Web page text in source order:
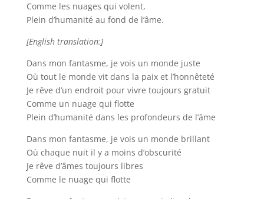
Comme les nuages ​​qui volent,
Plein d’humanité au fond de l’âme.
[English translation:]
Dans mon fantasme, je vois un monde juste
Où tout le monde vit dans la paix et l’honnêteté
Je rêve d’un endroit pour vivre toujours gratuit
Comme un nuage qui flotte
Plein d’humanité dans les profondeurs de l’âme
Dans mon fantasme, je vois un monde brillant
Où chaque nuit il y a moins d’obscurité
Je rêve d’âmes toujours libres
Comme le nuage qui flotte